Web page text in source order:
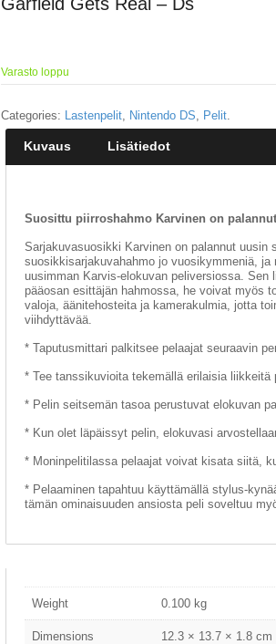
Varasto loppu
Categories: Lastenpelit, Nintendo DS, Pelit.
Kuvaus Lisätiedot
Suosittu piirroshahmo Karvinen on
Sarjakuvasuosikki Karvinen on palannut uusin
suosikkisarjakuvahahmo jo vuosikymmeniä, ja
uusimman Karvis-elokuvan peliversiossa. Sen
pääosan esittäjän hahmossa, he voivat myös
valoja, äänitehosteita ja kamerakulmia, jotta
viihdyttävää.
* Taputusmittari palkitsee pelaajat seuraavin
* Tee tanssikuvioita tekemällä erilaisia liikkeitä
* Pelin seitsemän tasoa perustuvat elokuvan
* Kun olet läpäissyt pelin, elokuvasi
* Moninpelitilassa pelaajat voivat kisata siitä,
* Pelaaminen tapahtuu käyttämällä stylus-
tämän ominaisuuden ansiosta peli soveltuu
Weight 0.100 kg
Dimensions 12.3 × 13.7 × 1.8 cm